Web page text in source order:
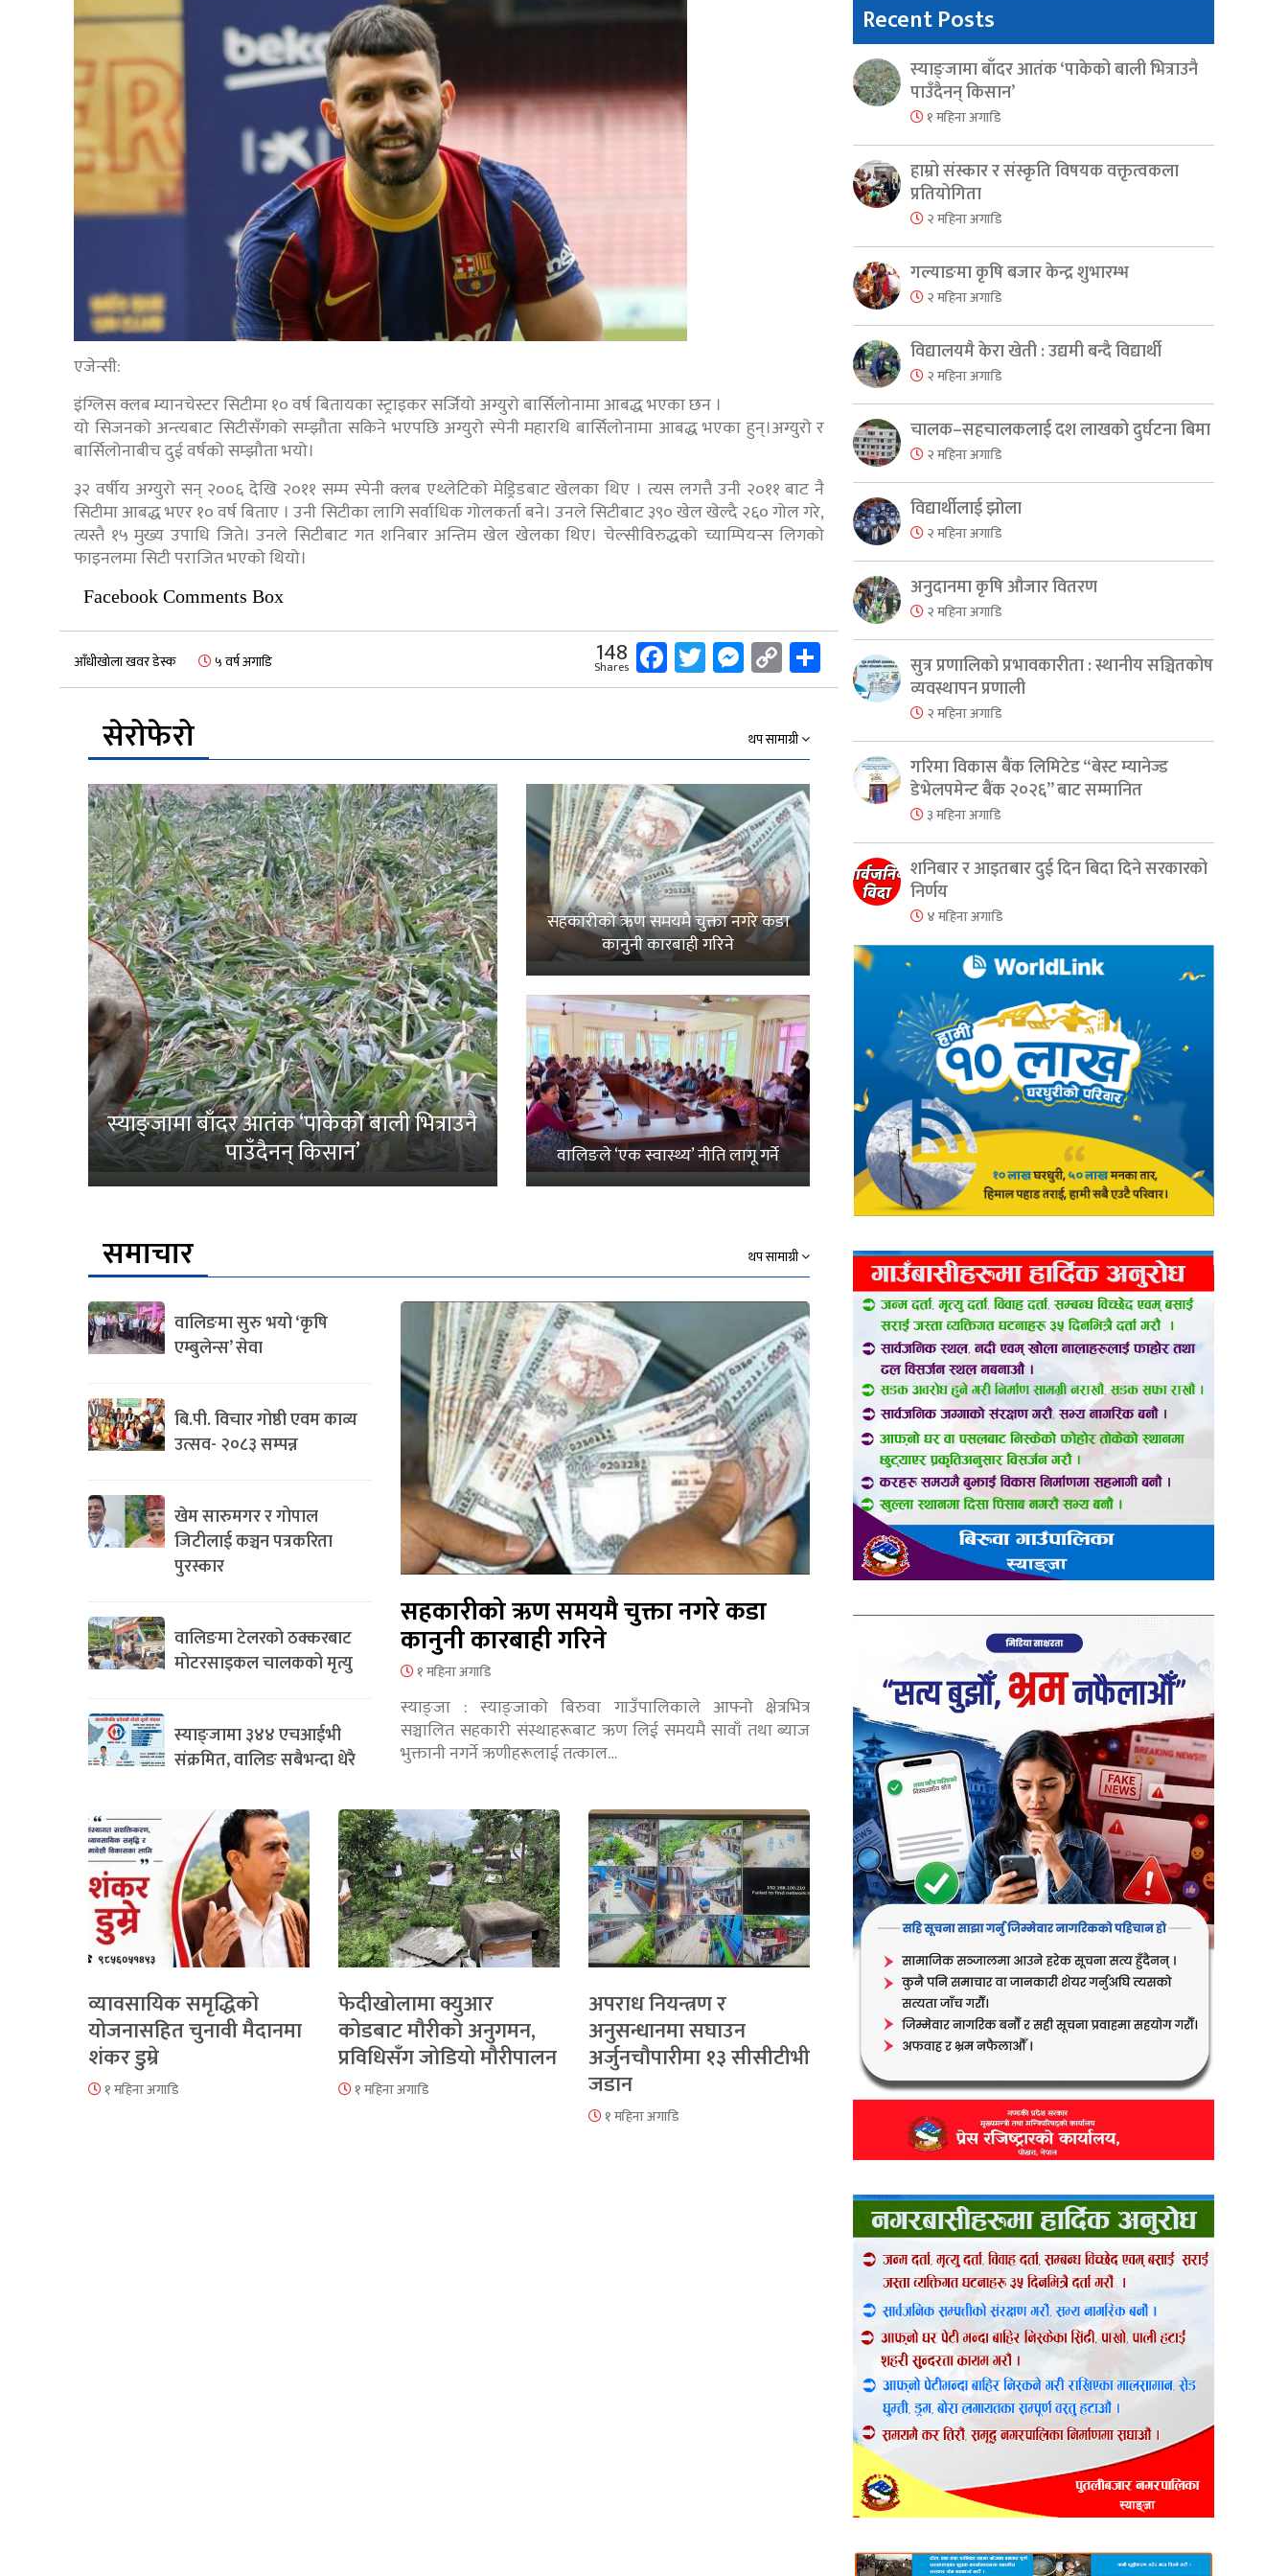
एजेन्सी:
इंग्लिस क्लब म्यानचेस्टर सिटीमा १० वर्ष बितायका स्ट्राइकर सर्जियो अग्युरो बार्सिलोनामा आबद्ध भएका छन ।
यो सिजनको अन्त्यबाट सिटीसँगको सम्झौता सकिने भएपछि अग्युरो स्पेनी महारथि बार्सिलोनामा आबद्ध भएका हुन्।अग्युरो र
बार्सिलोनाबीच दुई वर्षको सम्झौता भयो।
३२ वर्षीय अग्युरो सन् २००६ देखि २०११ सम्म स्पेनी क्लब एथ्लेटिको मेड्रिडबाट खेलका थिए । त्यस लगत्तै उनी २०११ बाट नै
सिटीमा आबद्ध भएर १० वर्ष बिताए । उनी सिटीका लागि सर्वाधिक गोलकर्ता बने। उनले सिटीबाट ३९० खेल खेल्दै २६० गोल गरे,
त्यस्तै १५ मुख्य उपाधि जिते। उनले सिटीबाट गत शनिबार अन्तिम खेल खेलका थिए। चेल्सीविरुद्धको च्याम्पियन्स लिगको
फाइनलमा सिटी पराजित भएको थियो।
Facebook Comments Box
आँधीखोला खवर डेस्क ५ वर्ष अगाडि 148
Shares Facebook
Twitter
Messenger
Copy
Link
Share
सेरोफेरो
थप सामाग्री
स्याङ्जामा बाँदर आतंक ‘पाकेको बाली भित्राउनै
पाउँदैनन् किसान’
सहकारीको ऋण समयमै चुक्ता नगरे कडा
कानुनी कारबाही गरिने
वालिङले ‘एक स्वास्थ्य’ नीति लागू गर्ने
समाचार थप सामाग्री
वालिङमा सुरु भयो ‘कृषि
एम्बुलेन्स’ सेवा
बि.पी. विचार गोष्ठी एवम काव्य
उत्सव- २०८३ सम्पन्न
खेम सारुमगर र गोपाल
जिटीलाई कञ्चन पत्रकरिता
पुरस्कार
वालिङमा टेलरको ठक्करबाट
मोटरसाइकल चालकको मृत्यु
स्याङ्जामा ३४४ एचआईभी
संक्रमित, वालिङ सबैभन्दा धेरै
सहकारीको ऋण समयमै चुक्ता नगरे कडा
कानुनी कारबाही गरिने
१ महिना अगाडि
स्याङ्जा : स्याङ्जाको बिरुवा गाउँपालिकाले आफ्नो क्षेत्रभित्र
सञ्चालित सहकारी संस्थाहरूबाट ऋण लिई समयमै सावाँ तथा ब्याज
भुक्तानी नगर्ने ऋणीहरूलाई तत्काल…
व्यावसायिक समृद्धिको
योजनासहित चुनावी मैदानमा
शंकर डुम्रे
१ महिना अगाडि
फेदीखोलामा क्युआर
कोडबाट मौरीको अनुगमन,
प्रविधिसँग जोडियो मौरीपालन
१ महिना अगाडि
अपराध नियन्त्रण र
अनुसन्धानमा सघाउन
अर्जुनचौपारीमा १३ सीसीटीभी
जडान
१ महिना अगाडि
Recent Posts
स्याङ्जामा बाँदर आतंक ‘पाकेको बाली भित्राउनै
पाउँदैनन् किसान’
१ महिना अगाडि
हाम्रो संस्कार र संस्कृति विषयक वक्तृत्वकला
प्रतियोगिता
२ महिना अगाडि
गल्याङमा कृषि बजार केन्द्र शुभारम्भ
२ महिना अगाडि
विद्यालयमै केरा खेती : उद्यमी बन्दै विद्यार्थी
२ महिना अगाडि
चालक–सहचालकलाई दश लाखको दुर्घटना बिमा
२ महिना अगाडि
विद्यार्थीलाई झोला
२ महिना अगाडि
अनुदानमा कृषि औजार वितरण
२ महिना अगाडि
सुत्र प्रणालिको प्रभावकारीता : स्थानीय सञ्चितकोष
व्यवस्थापन प्रणाली
२ महिना अगाडि
गरिमा विकास बैंक लिमिटेड “बेस्ट म्यानेज्ड
डेभेलपमेन्ट बैंक २०२६” बाट सम्मानित
३ महिना अगाडि
शनिबार र आइतबार दुई दिन बिदा दिने सरकारको
निर्णय
४ महिना अगाडि